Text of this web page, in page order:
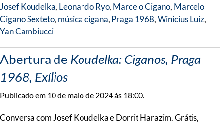
Josef Koudelka, Leonardo Ryo, Marcelo Cigano, Marcelo
Cigano Sexteto, música cigana, Praga 1968,Winicius Luiz,
Yan Cambiucci
Abertura de Koudelka: Ciganos, Praga
1968, Exílios
Publicado em 10 de maio de 2024 às 18:00.
Conversa com Josef Koudelka e Dorrit Harazim. Grátis,